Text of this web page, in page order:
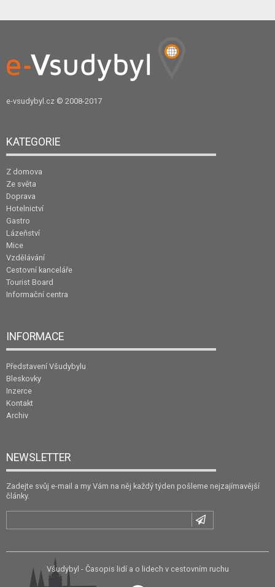
e-vsudybyl.cz © 2008-2017
KATEGORIE
Z domova
Ze světa
Doprava
Hotelnictví
Gastro
Lázeňství
Mice
Vzdělávání
Cestovní kanceláře
Tourist Board
Informační centra
INFORMACE
Představení Všudybylu
Bleskovky
Inzerce
Kontakt
Archiv
NEWSLETTER
Zadejte svůj e-mail a my Vám na něj každý týden pošleme nejzajímavější
články.
Všudybyl - Časopis lidí a o lidech v cestovním ruchu